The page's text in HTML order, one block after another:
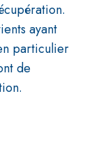
ayant
particulier
de